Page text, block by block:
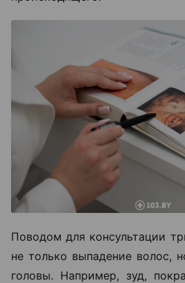
Поводом для консультации
не только выпадение волос,
головы. Например, зуд,